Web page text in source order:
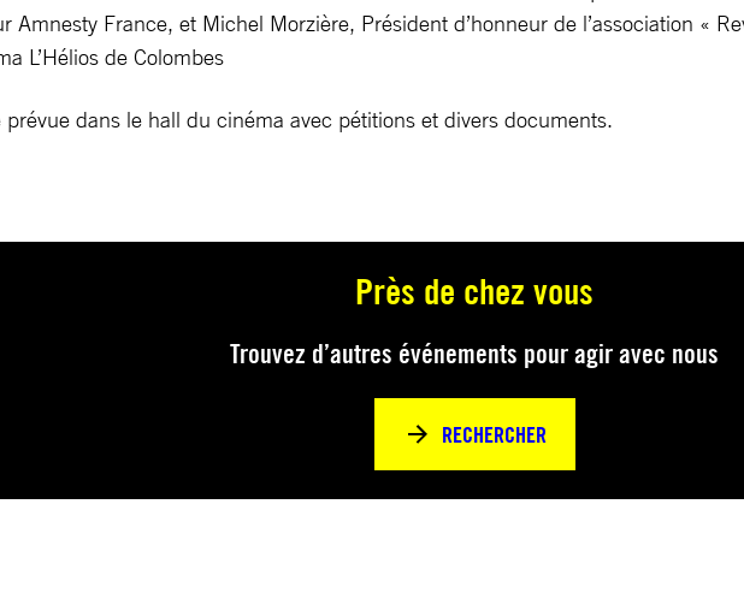
Amnesty France, et Michel Morzière, Président d’honneur de l’association «
L’Hélios de Colombes
prévue dans le hall du cinéma avec pétitions et divers documents.
Près de chez vous
Trouvez d’autres événements pour agir avec nous
RECHERCHER